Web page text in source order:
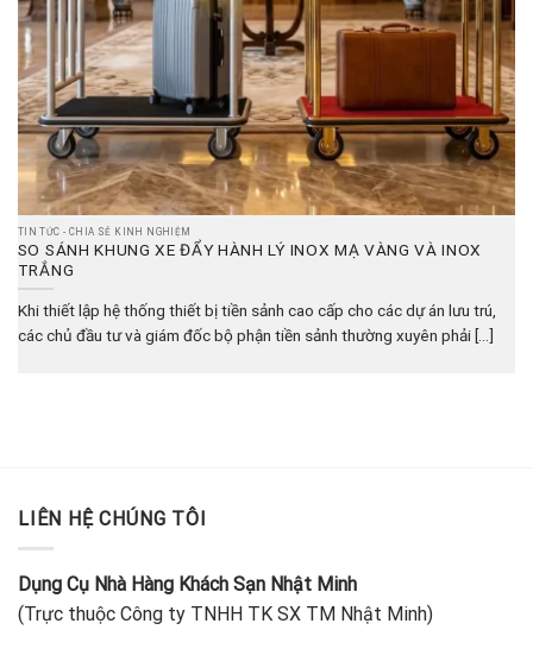
TIN TỨC - CHIA SẺ KINH NGHIỆM
SO SÁNH KHUNG XE ĐẨY HÀNH LÝ INOX MẠ VÀNG VÀ INOX
TRẮNG
Khi thiết lập hệ thống thiết bị tiền sảnh cao cấp cho các dự án lưu trú,
các chủ đầu tư và giám đốc bộ phận tiền sảnh thường xuyên phải [...]
LIÊN HỆ CHÚNG TÔI
Dụng Cụ Nhà Hàng Khách Sạn Nhật Minh
(Trực thuộc Công ty TNHH TK SX TM Nhật Minh)